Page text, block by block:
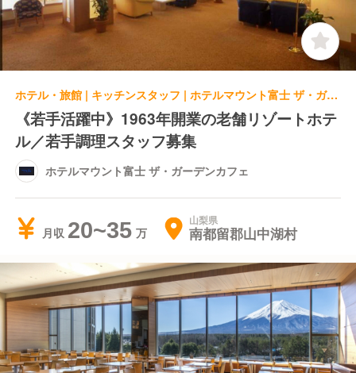
ホテル・旅館 | キッチンスタッフ | ホテルマウント富士 ザ・ガーデンカフェ
《若手活躍中》1963年開業の老舗リゾートホテ
ル／若手調理スタッフ募集
ホテルマウント富士 ザ・ガーデンカフェ
月収 20~35 山梨県
南都留郡山中湖村